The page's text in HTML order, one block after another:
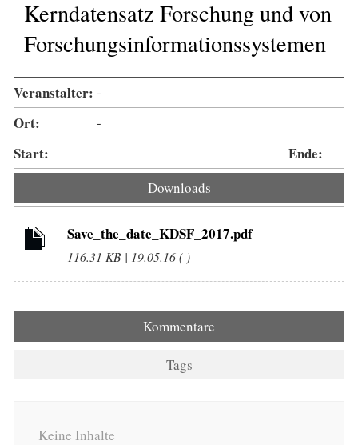
Kerndatensatz Forschung und von
Forschungsinformationssystemen
Veranstalter: -
Ort: -
Start: Ende:
Downloads
Save_the_date_KDSF_2017.pdf
116.31 KB | 19.05.16 ( )
Kommentare
Tags
Keine Inhalte